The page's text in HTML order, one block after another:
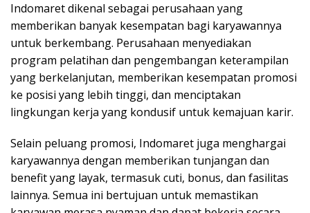
Indomaret dikenal sebagai perusahaan yang
memberikan banyak kesempatan bagi karyawannya
untuk berkembang. Perusahaan menyediakan
program pelatihan dan pengembangan keterampilan
yang berkelanjutan, memberikan kesempatan promosi
ke posisi yang lebih tinggi, dan menciptakan
lingkungan kerja yang kondusif untuk kemajuan karir.
Selain peluang promosi, Indomaret juga menghargai
karyawannya dengan memberikan tunjangan dan
benefit yang layak, termasuk cuti, bonus, dan fasilitas
lainnya. Semua ini bertujuan untuk memastikan